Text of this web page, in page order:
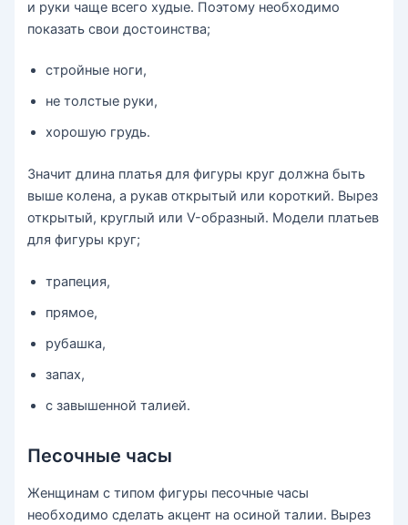
и руки чаще всего худые. Поэтому необходимо
показать свои достоинства;
стройные ноги,
не толстые руки,
хорошую грудь.
Значит длина платья для фигуры круг должна быть
выше колена, а рукав открытый или короткий. Вырез
открытый, круглый или V-образный. Модели платьев
для фигуры круг;
трапеция,
прямое,
рубашка,
запах,
с завышенной талией.
Песочные часы
Женщинам с типом фигуры песочные часы
необходимо сделать акцент на осиной талии. Вырез